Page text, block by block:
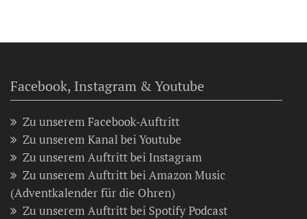
Facebook, Instagram & Youtube
Zu unserem Facebook-Auftritt
Zu unserem Kanal bei Youtube
Zu unserem Auftritt bei Instagram
Zu unserem Auftritt bei Amazon Music
(Adventkalender für die Ohren)
Zu unserem Auftritt bei Spotify Podcast